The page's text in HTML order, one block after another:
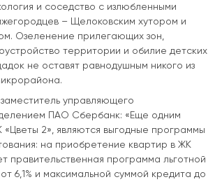
и соседство с излюбленными
– Щелоковским хутором и
Озеленение прилегающих зон,
территории и обилие детских
не оставят равнодушным никого из
управляющего
ПАО Сбербанк: «Еще одним
2», являются выгодные программы
на приобретение квартир в ЖК
правительственная программа льготной
6,1% и максимальной суммой кредита до